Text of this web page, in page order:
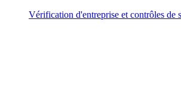
Vérification d'entreprise et contrôles de